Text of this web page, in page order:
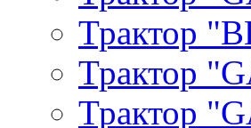
Трактор
Трактор
Трактор